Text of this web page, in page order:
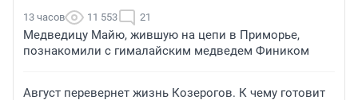
13 часов 11 553 21
Медведицу Майю, жившую на цепи в Приморье,
познакомили с гималайским медведем Фиником
Август перевернет жизнь Козерогов. К чему готовит